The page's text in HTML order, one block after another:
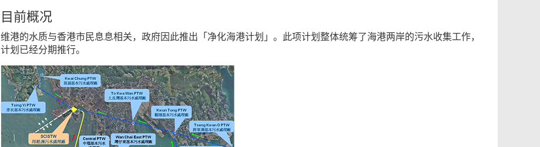
目前概况
维港的水质与香港市民息息相关，政府因此推出「净化海港计划」。此项计划整体统筹了海港两岸的污水收集工作，
计划已经分期推行。